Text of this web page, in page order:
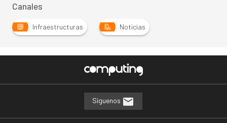
Canales
Infraestructuras Noticias
Síguenos